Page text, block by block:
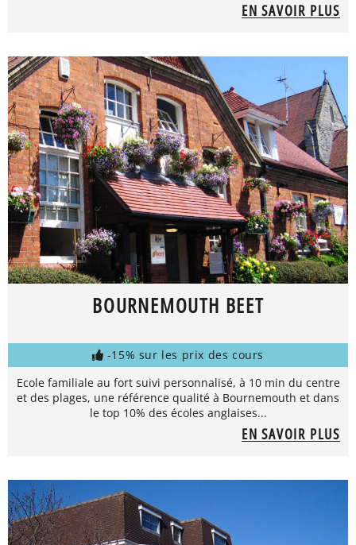
EN SAVOIR PLUS
BOURNEMOUTH BEET
-15% sur les prix des cours
Ecole familiale au fort suivi personnalisé, à 10 min du centre
et des plages, une référence qualité à Bournemouth et dans
le top 10% des écoles anglaises...
EN SAVOIR PLUS